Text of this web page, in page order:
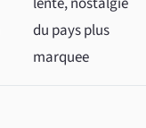
du pays plus
marquee